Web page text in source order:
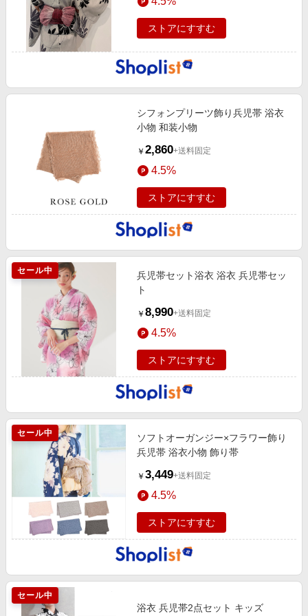
ストアにすすむ
シフォンプリーツ飾り兵児帯 浴衣
小物 和装小物
￥ 2,860+送料固定
4.5%
ストアにすすむ
セール中
兵児帯セット浴衣 浴衣 兵児帯セッ
ト
￥ 8,990+送料固定
4.5%
ストアにすすむ
セール中
ソフトオーガンジー×フラワー飾り
兵児帯 浴衣小物 飾り帯
￥ 3,449+送料固定
4.5%
ストアにすすむ
セール中
浴衣 兵児帯2点セット キッズ